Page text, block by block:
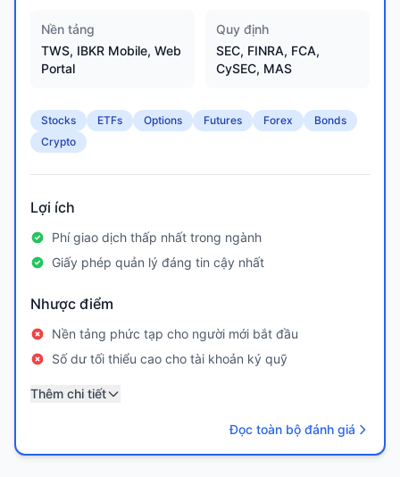
Nền tảng
TWS, IBKR Mobile, Web
Portal
Quy định
SEC, FINRA, FCA,
CySEC, MAS
Stocks ETFs Options Futures Forex
Bonds
Crypto
Lợi ích
Phí giao dịch thấp nhất trong ngành
Giấy phép quản lý đáng tin cậy nhất
Nhược điểm
Nền tảng phức tạp cho người mới bắt đầu
Số dư tối thiểu cao cho tài khoản ký quỹ
Thêm chi tiết
Đọc toàn bộ đánh giá